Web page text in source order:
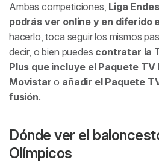
Ambas competiciones, Liga
podrás ver online y en diferido
hacerlo, toca seguir los mismos
decir, o bien puedes contratar la
Plus que incluye el Paquete
Movistar o añadir el Paquete
fusión.
Dónde ver el
Olímpicos